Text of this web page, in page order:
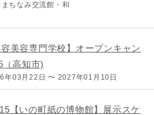
ちなみ交流館・和
容美容専門学校】オープンキャン
（高知市)
年03月22日 〜 2027年01月10日
【いの町紙の博物館】展示スケ